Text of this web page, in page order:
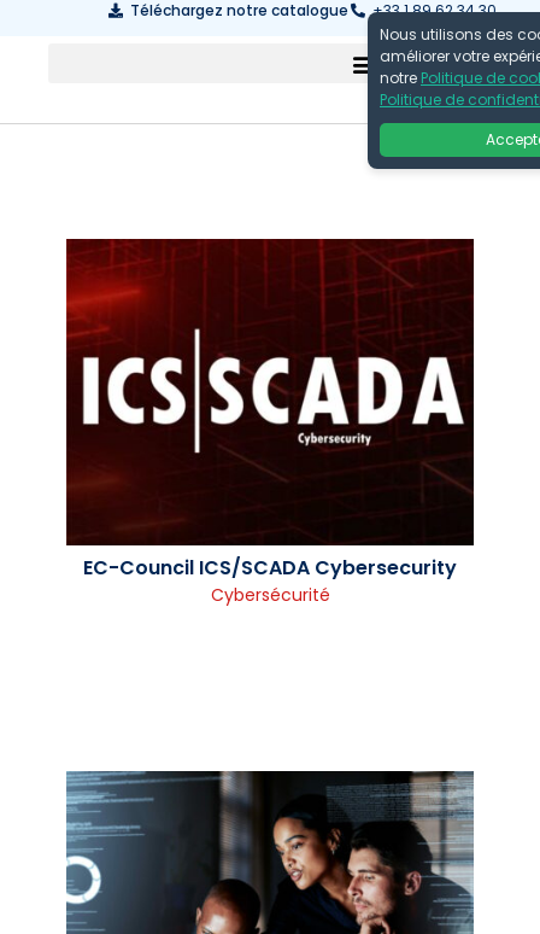
Téléchargez notre catalogue +33 1 89 62 34 30
EC-Council ICS/SCADA Cybersecurity
Cybersécurité
Nous utilisons des
améliorer votre
notre Politique de
Politique de